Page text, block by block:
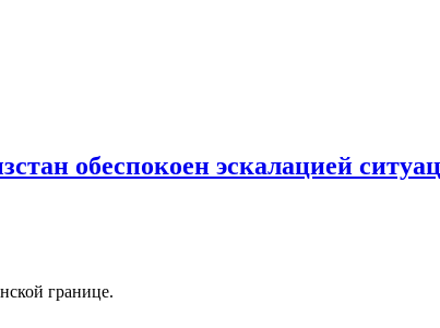
обеспокоен эскалацией
границе.